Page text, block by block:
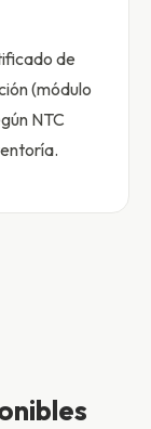
de
(módulo
NTC